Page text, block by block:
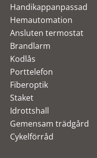
Handikappanpassad
Hemautomation
Ansluten termostat
Brandlarm
Kodlås
Porttelefon
Fiberoptik
Staket
Idrottshall
Gemensam trädgård
Cykelförråd